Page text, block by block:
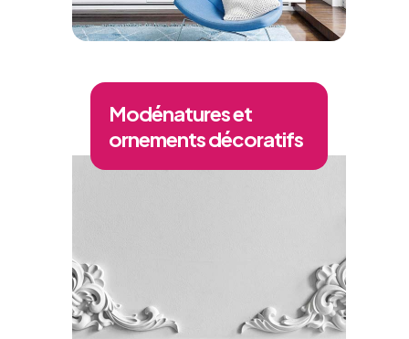
Modénatures et
ornements décoratifs